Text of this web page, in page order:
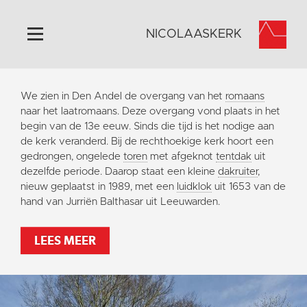
Home
Algemeen
Historie
Omgeving
Activiteiten
Steun ons
Contact
Vaktaal
NICOLAASKERK
We zien in Den Andel de overgang van het romaans
naar het laatromaans. Deze overgang vond plaats in het
begin van de 13e eeuw. Sinds die tijd is het nodige aan
de kerk veranderd. Bij de rechthoekige kerk hoort een
gedrongen, ongelede toren met afgeknot tentdak uit
dezelfde periode. Daarop staat een kleine dakruiter,
nieuw geplaatst in 1989, met een luidklok uit 1653 van de
hand van Jurriën Balthasar uit Leeuwarden.
LEES MEER